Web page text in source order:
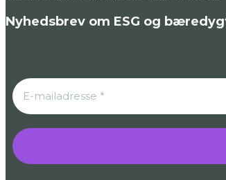
Nyhedsbrev om ESG og